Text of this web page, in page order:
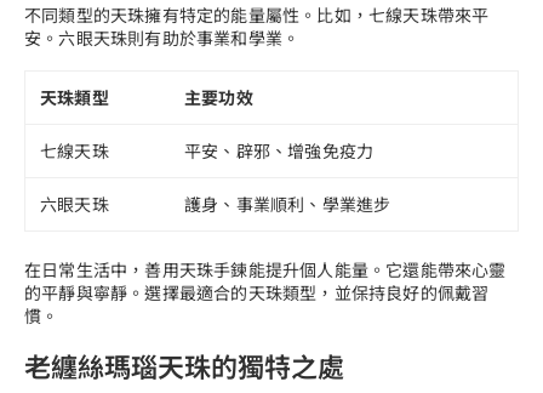
不同類型的天珠擁有特定的能量屬性。比如，七線天珠帶來平
安。六眼天珠則有助於事業和學業。
天珠類型 主要功效
七線天珠 平安、辟邪、增強免疫力
六眼天珠 護身、事業順利、學業進步
在日常生活中，善用天珠手鍊能提升個人能量。它還能帶來心靈
的平靜與寧靜。選擇最適合的天珠類型，並保持良好的佩戴習
慣。
老纏絲瑪瑙天珠的獨特之處